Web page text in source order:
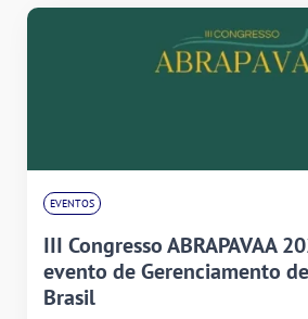
EVENTOS
III Congresso ABRAPAVAA
evento de Gerenciamento
Brasil